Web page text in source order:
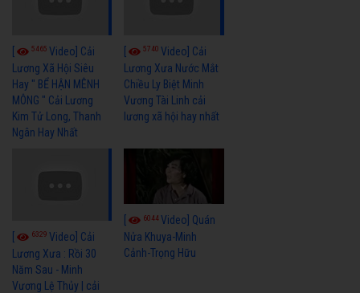
[ 5465 Video] Cải
Lương Xã Hội Siêu
Hay " BỂ HẬN MÊNH
MÔNG " Cải Lương
Kim Tử Long, Thanh
Ngân Hay Nhất
[ 5740Video] Cải
Lương Xưa Nước Mắt
Chiều Ly Biệt Minh
Vương Tài Linh cải
lương xã hội hay nhất
[ 6329 Video] Cải
Lương Xưa : Rồi 30
Năm Sau - Minh
Vương Lệ Thủy | cải
6044Video] Quán
Nửa Khuya-Minh
Cảnh-Trọng Hữu